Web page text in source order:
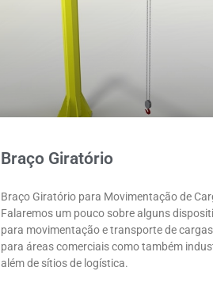
Braço Giratório
Braço Giratório para Movimentação de
Falaremos um pouco sobre alguns
para movimentação e transporte de
para áreas comerciais como também
além de sítios de logística.